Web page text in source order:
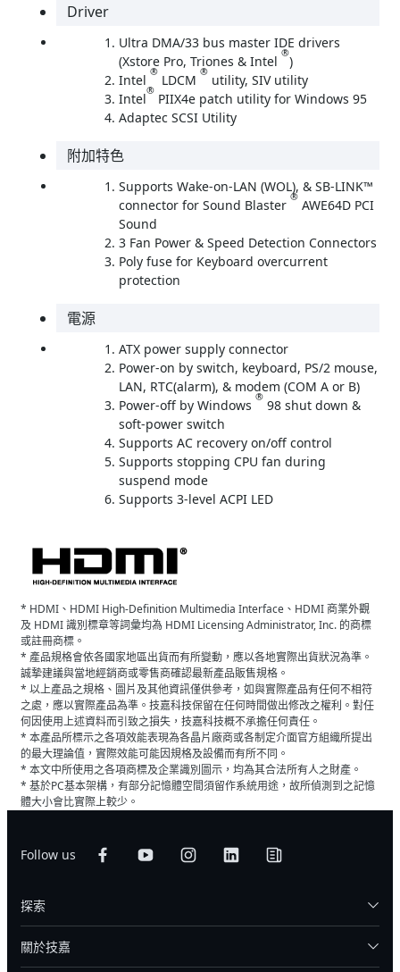
Driver
Ultra DMA/33 bus master IDE drivers
(Xstore Pro, Triones & Intel ®)
Intel ® LDCM ® utility, SIV utility
Intel® PIIX4e patch utility for Windows 95
Adaptec SCSI Utility
附加特色
Supports Wake-on-LAN (WOL), & SB-LINK™
connector for Sound Blaster ® AWE64D PCI
Sound
3 Fan Power & Speed Detection Connectors
Poly fuse for Keyboard overcurrent
protection
電源
ATX power supply connector
Power-on by switch, keyboard, PS/2 mouse,
LAN, RTC(alarm), & modem (COM A or B)
Power-off by Windows ® 98 shut down &
soft-power switch
Supports AC recovery on/off control
Supports stopping CPU fan during
suspend mode
Supports 3-level ACPI LED
* HDMI、HDMI High-Definition Multimedia Interface、HDMI 商業外觀
及 HDMI 識別標章等詞彙均為 HDMI Licensing Administrator, Inc. 的商標
或註冊商標。
* 產品規格會依各國家地區出貨而有所變動，應以各地實際出貨狀況為準。
誠摯建議與當地經銷商或零售商確認最新產品販售規格。
* 以上產品之規格、圖片及其他資訊僅供參考，如與實際產品有任何不相符
之處，應以實際產品為準。技嘉科技保留在任何時間做出修改之權利。對任
何因使用上述資料而引致之損失，技嘉科技概不承擔任何責任。
* 本產品所標示之各項效能表現為各晶片廠商或各制定介面官方組織所提出
的最大理論值，實際效能可能因規格及設備而有所不同。
* 本文中所使用之各項商標及企業識別圖示，均為其合法所有人之財產。
* 基於PC基本架構，有部分記憶體空間須留作系統用途，故所偵測到之記憶
體大小會比實際上較少。
Follow us
探索
關於技嘉